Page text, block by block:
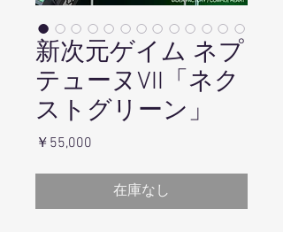
新次元ゲイム ネプ
テューヌVII「ネク
ストグリーン」
￥55,000
在庫なし